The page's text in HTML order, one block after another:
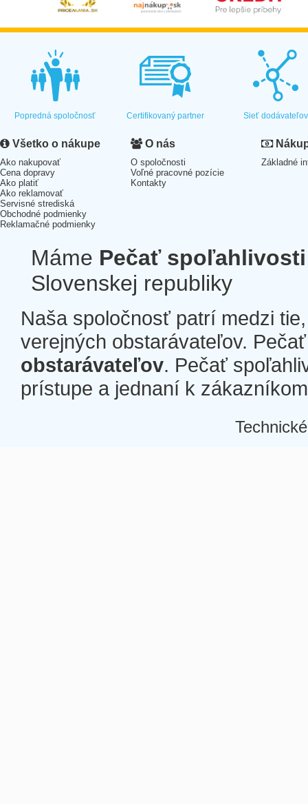
Popredná spoločnosť Certifikovaný partner Sieť dodávateľov
Všetko o nákupe
Ako nakupovať
Cena dopravy
Ako platiť
Ako reklamovať
Servisné strediská
Obchodné podmienky
Reklamačné podmienky
O nás
O spoločnosti
Voľné pracovné pozície
Kontakty
Základné
Máme Pečať spoľahlivosti
Slovenskej republiky
Naša spoločnosť patrí medzi
verejných obstarávateľov.
obstarávateľov. Pečať
prístupe a jednaní k